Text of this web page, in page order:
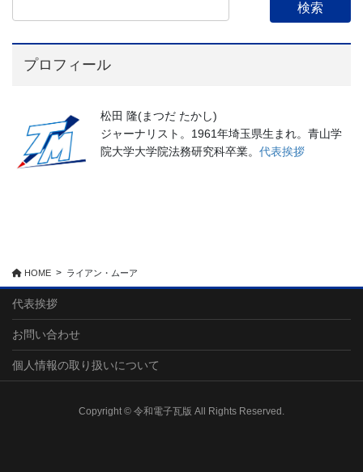
プロフィール
松田 隆(まつだ たかし)
ジャーナリスト。1961年埼玉県生まれ。青山学
院大学大学院法務研究科卒業。 代表挨拶
HOME ライアン・ムーア
代表挨拶
お問い合わせ
個人情報の取り扱いについて
Copyright © 令和電子瓦版 All Rights Reserved.